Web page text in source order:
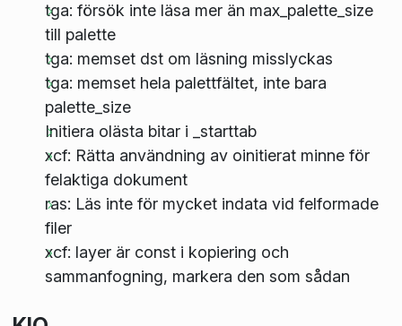
tga: försök inte läsa mer än max_palette_size
till palette
tga: memset dst om läsning misslyckas
tga: memset hela palettfältet, inte bara
palette_size
Initiera olästa bitar i _starttab
xcf: Rätta användning av oinitierat minne för
felaktiga dokument
ras: Läs inte för mycket indata vid felformade
filer
xcf: layer är const i kopiering och
sammanfogning, markera den som sådan